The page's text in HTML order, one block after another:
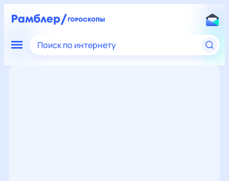
Поиск по интернету